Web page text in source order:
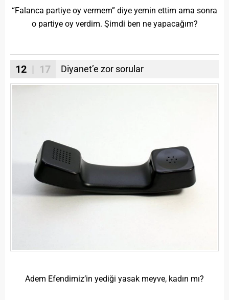
“Falanca partiye oy vermem” diye yemin ettim ama sonra
o partiye oy verdim. Şimdi ben ne yapacağım?
12 | 17 Diyanet’e zor sorular
Adem Efendimiz’in yediği yasak meyve, kadın mı?